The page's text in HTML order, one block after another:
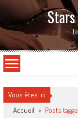
Vous êtes ici
Accueil > Posts